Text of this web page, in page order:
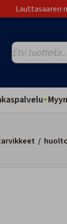
Lauttasaaren
/